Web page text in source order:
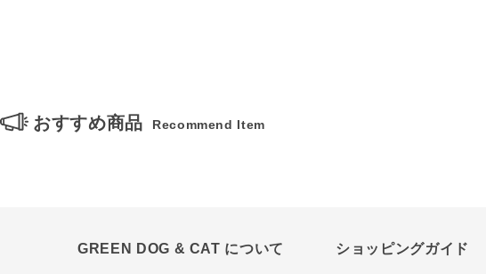
おすすめ商品 Recommend Item
GREEN DOG & CAT について ショッピングガイド